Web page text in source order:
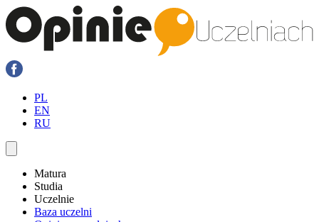
PL
EN
RU
Matura
Studia
Uczelnie
Baza uczelni